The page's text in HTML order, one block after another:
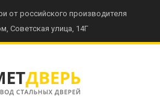
от российского производителя
Советская улица, 14Г